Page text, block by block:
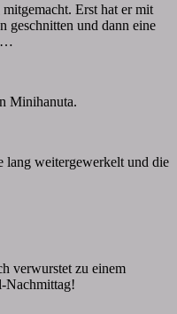
Erst hat er mit
geschnitten und dann eine
Minihanuta.
lang weitergewerkelt und die
verwurstet zu einem
Nachmittag!